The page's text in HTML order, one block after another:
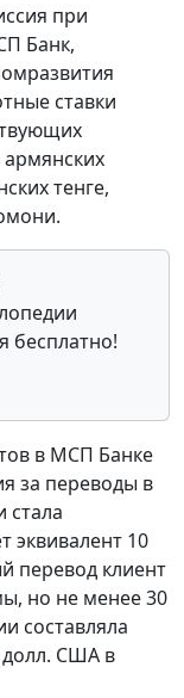
при
Банк,
ставки
тенге,
бесплатно!
в МСП Банке
за переводы в
стала
эквивалент 10
перевод клиент
но не менее 30
составляла
долл. США в